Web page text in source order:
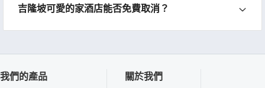
吉隆坡可愛的家酒店能否免費取消？
我們的產品 關於我們